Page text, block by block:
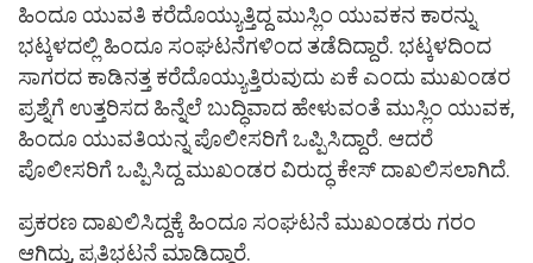
ಹಿಂದೂ ಯುವತಿ ಕರೆದೊಯ್ಯುತ್ತಿದ್ದ ಮುಸ್ಲಿಂ ಯುವಕನ ಕಾರನ್ನು
ಭಟ್ಕಳದಲ್ಲಿ ಹಿಂದೂ ಸಂಘಟನೆಗಳಿಂದ ತಡೆದಿದ್ದಾರೆ. ಭಟ್ಕಳದಿಂದ
ಸಾಗರದ ಕಾಡಿನತ್ತ ಕರೆದೊಯ್ಯುತ್ತಿರುವುದು ಏಕೆ ಎಂದು ಮುಖಂಡರ
ಪ್ರಶ್ನೆಗೆ ಉತ್ತರಿಸದ ಹಿನ್ನೆಲೆ ಬುದ್ಧಿವಾದ ಹೇಳುವಂತೆ ಮುಸ್ಲಿಂ ಯುವಕ,
ಹಿಂದೂ ಯುವತಿಯನ್ನ ಪೊಲೀಸರಿಗೆ ಒಪ್ಪಿಸಿದ್ದಾರೆ. ಆದರೆ
ಪೊಲೀಸರಿಗೆ ಒಪ್ಪಿಸಿದ್ದ ಮುಖಂಡರ ವಿರುದ್ಧ ಕೇಸ್ ದಾಖಲಿಸಲಾಗಿದೆ.
ಪ್ರಕರಣ ದಾಖಲಿಸಿದ್ದಕ್ಕೆ ಹಿಂದೂ ಸಂಘಟನೆ ಮುಖಂಡರು ಗರಂ
ಆಗಿದ್ದು, ಪ್ರತಿಭಟನೆ ಮಾಡಿದ್ದಾರೆ.